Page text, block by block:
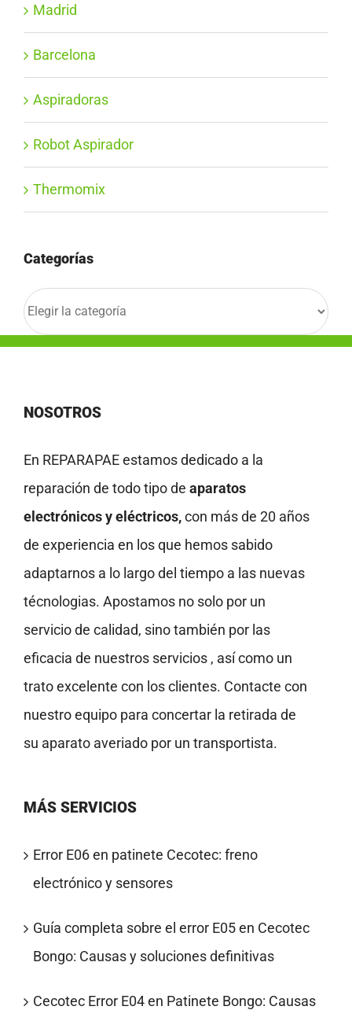
Madrid
Barcelona
Aspiradoras
Robot Aspirador
Thermomix
Categorías
Categorías
NOSOTROS
En REPARAPAE estamos dedicado a la
reparación de todo tipo de aparatos
electrónicos y eléctricos,con más de 20 años
de experiencia en los que hemos sabido
adaptarnos a lo largo del tiempo a las nuevas
técnologias. Apostamos no solo por un
servicio de calidad, sino también por las
eficacia de nuestros servicios , así como un
trato excelente con los clientes. Contacte con
nuestro equipo para concertar la retirada de
su aparato averiado por un transportista.
MÁS SERVICIOS
Error E06 en patinete Cecotec: freno
electrónico y sensores
Guía completa sobre el error E05 en Cecotec
Bongo: Causas y soluciones definitivas
Cecotec Error E04 en Patinete Bongo: Causas